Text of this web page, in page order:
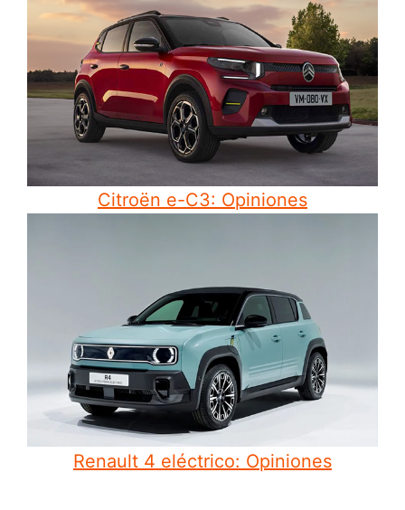
Citroën e-C3: Opiniones
Renault 4 eléctrico: Opiniones